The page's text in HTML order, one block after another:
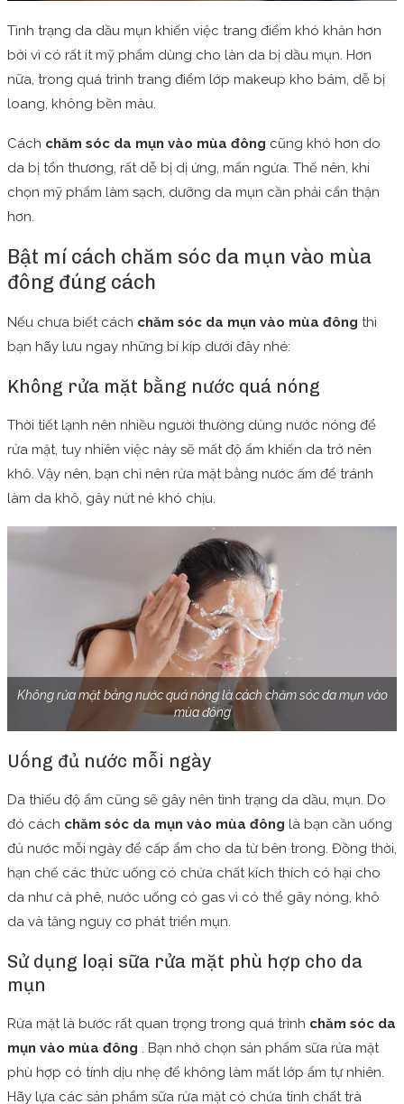
Tình trạng da dầu mụn khiến việc trang điểm khó khăn hơn
bởi vì có rất ít mỹ phẩm dùng cho làn da bị dầu mụn. Hơn
nữa, trong quá trình trang điểm lớp makeup kho bám, dễ bị
loang, không bền màu.
Cách chăm sóc da mụn vào mùa đông cũng khó hơn do
da bị tổn thương, rất dễ bị dị ứng, mẩn ngứa. Thế nên, khi
chọn mỹ phẩm làm sạch, dưỡng da mụn cần phải cẩn thận
hơn.
Bật mí cách chăm sóc da mụn vào mùa
đông đúng cách
Nếu chưa biết cách chăm sóc da mụn vào mùa đông thì
bạn hãy lưu ngay những bí kíp dưới đây nhé:
Không rửa mặt bằng nước quá nóng
Thời tiết lạnh nên nhiều người thường dùng nước nóng để
rửa mặt, tuy nhiên việc này sẽ mất độ ẩm khiến da trở nên
khô. Vậy nên, bạn chỉ nên rửa mặt bằng nước ấm để tránh
làm da khô, gây nứt nẻ khó chịu.
Không rửa mặt bằng nước quá nóng là cách chăm sóc da mụn vào
mùa đông
Uống đủ nước mỗi ngày
Da thiếu độ ẩm cũng sẽ gây nên tình trạng da dầu, mụn. Do
đó cách chăm sóc da mụn vào mùa đông là bạn cần uống
đủ nước mỗi ngày để cấp ẩm cho da từ bên trong. Đồng thời,
hạn chế các thức uống có chứa chất kích thích có hại cho
da như cà phê, nước uống có gas vì có thể gây nóng, khô
da và tăng nguy cơ phát triển mụn.
Sử dụng loại sữa rửa mặt phù hợp cho da
mụn
Rửa mặt là bước rất quan trọng trong quá trình chăm sóc da
mụn vào mùa đông . Bạn nhớ chọn sản phẩm sữa rửa mặt
phù hợp có tính dịu nhẹ để không làm mất lớp ẩm tự nhiên.
Hãy lựa các sản phẩm sữa rửa mặt có chứa tinh chất trà